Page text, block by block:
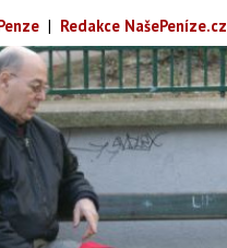
| Redakce NašePeníze.cz